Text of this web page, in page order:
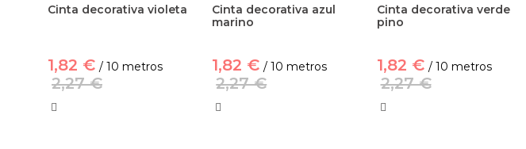
Cinta decorativa violeta
1,82 € / 10 metros
2,27 €
Cinta decorativa azul
marino
1,82 € / 10 metros
2,27 €
Cinta decorativa verde
pino
1,82 € / 10 metros
2,27 €